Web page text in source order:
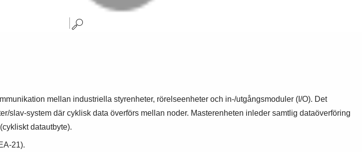
mellan industriella styrenheter, rörelseenheter och in-/utgångsmoduler (I/O). Det
slav-system där cyklisk data överförs mellan noder. Masterenheten inleder samtlig dataöverföring
datautbyte).
21).